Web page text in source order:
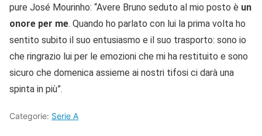
pure José Mourinho: “Avere Bruno seduto al mio posto è un
onore per me. Quando ho parlato con lui la prima volta ho
sentito subito il suo entusiasmo e il suo trasporto: sono io
che ringrazio lui per le emozioni che mi ha restituito e sono
sicuro che domenica assieme ai nostri tifosi ci darà una
spinta in più”.
Categorie: Serie A